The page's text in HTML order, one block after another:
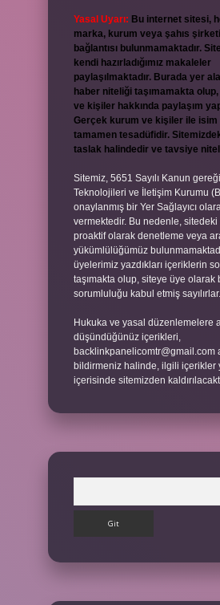
Yasal Uyarı: Bu internet sitesi,
marka, kurum veya şahıs
bağlantısı bulunmamaktadır.
kendi hazırladığımız makaleler
paylaşılmaktadır. Burada yer
haber niteliği taşımamakta
ve kişiler hakkında paylaşım
Gerçek kurum ve kişiler ile
tamamen tesadüfidir.
taslak halindedir ve tavsiye
Sitemiz, 5651 Sayılı Kanun
Teknolojileri ve İletişim Kurumu
onaylanmış bir Yer Sağlayıcı
vermektedir. Bu nedenle, sitedeki
proaktif olarak denetleme veya
yükümlülüğümüz
üyelerimiz yazdıkları içeriklerin
taşımakta olup, siteye üye olarak
sorumluluğu kabul etmiş sayılırlar.
Hukuka ve yasal düzenlemelere
düşündüğünüz içerikleri,
backlinkpanelicomtr@gmail.com
bildirmeniz halinde, ilgili içerikler
içerisinde sitemizden